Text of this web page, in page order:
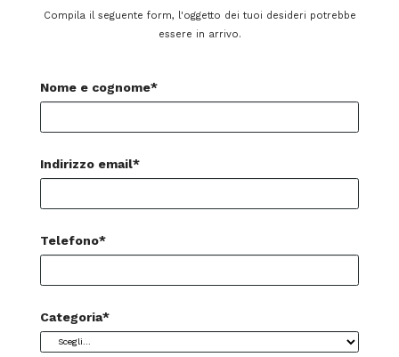
Compila il seguente form, l'oggetto dei tuoi desideri potrebbe
essere in arrivo.
Nome e cognome*
Indirizzo email*
Telefono*
Categoria*